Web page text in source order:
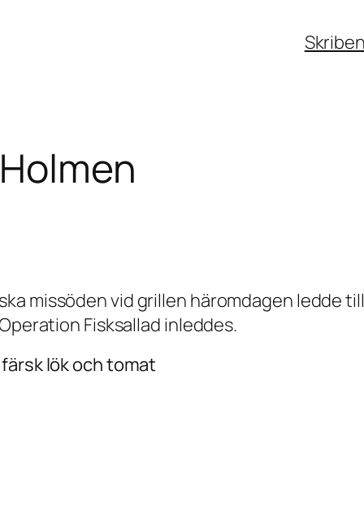
missöden vid grillen häromdagen ledde
Fisksallad inleddes.
lök och tomat